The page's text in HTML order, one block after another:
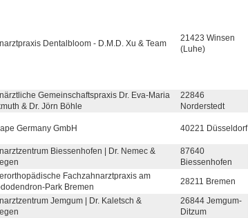
Dentalbloom - D.M.D. Xu & Team
21423 Winsen
(Luhe)
Gemeinschaftspraxis Dr. Eva-Maria
& Dr. Jörn Böhle
22846
Norderstedt
Germany GmbH 40221 Düsseldorf
Biessenhofen | Dr. Nemec &
87640
Biessenhofen
Fachzahnarztpraxis am
Park Bremen
28211 Bremen
Jemgum | Dr. Kaletsch &
26844 Jemgum-
Ditzum